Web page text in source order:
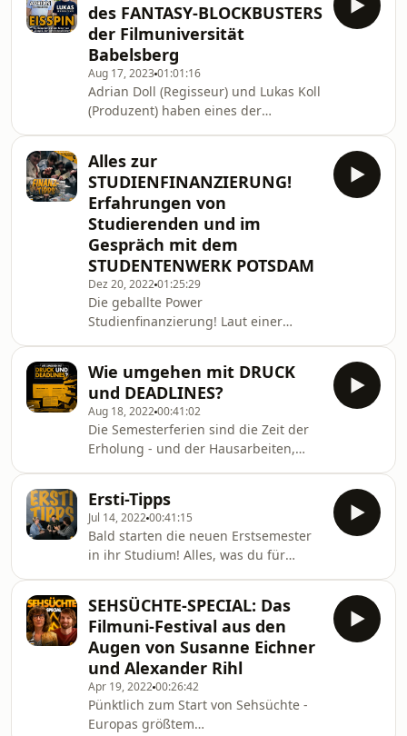
Hochschulpolitik engagieren sollten.
kaum Ahnung von ihr🙈. Deshalb hat
sich unser Moderator Fabien mal mit
Prof. Dr. Daniela Schlütz, der
Studiendekanin des Studiengangs
Digitale Medienkultur,
zusammengesetzt und besprochen,
wie dieses ganze System
Wissenschaft funktioniert, wa
des FANTASY-BLOCKBUSTERS
der Filmuniversität
Babelsberg
Aug 17, 202301:01:16
Adrian Doll (Regisseur) und Lukas Koll
(Produzent) haben eines der
EISSPIN, DER SEHR SCHRECKLICHE.
Mit unserem Moderator Georg
sprechen sie darüber, wie sie das
Projekt entwickelten, welche
innovativen Produktionstechniken sie
anwendeten und wie sie die
Schauspiellegende Christoph Maria
Herbst überzeugen konnten, die
Haup
Alles zur
STUDIENFINANZIERUNG!
Erfahrungen von
Studierenden und im
Gespräch mit dem
STUDENTENWERK POTSDAM
Dez 20, 202201:25:29
Die geballte Power
Studienfinanzierung! Laut einer
alleinlebenden Studierenden
armutsgefährdet - die
Studienfinanzierung ist für viele
Studierende also ein erheblicher
Belastungsfaktor. Deshalb sprechen
wir in Spielfilmlänge über so ziemlich
alle Möglichkeiten, sich sein Studium
zu finanzieren! Fabien, Julia, Robina
und Sarah teilen in d
Wie umgehen mit DRUCK
und DEADLINES?
Aug 18, 202200:41:02
Die Semesterferien sind die Zeit der
Erholung - und der Hausarbeiten,
durch, wir wollen ihn genießen,
beginnen Hausarbeiten
aufzuschieben - und schon werden
Deadlines knapp. Druck baut sich auf.
Wie wir mit Druck und Deadlines
umgehen, erfahrt ihr in unserer
neuesten Podcastfolge, in der Robina,
Sarah und Julia ihre Erfahrung
Ersti-Tipps
Jul 14, 202200:41:15
Bald starten die neuen Erstsemester
in ihr Studium! Alles, was du für
wissen musst - von der
Wohnungssuche in
Berlin/Brandenburg bis zum
Semesterticket - erfährst du in der
neuesten Ausgabe von DURCH DEN
WOLF GEDREHT. Schaut auch auf
unseren Instagram-Account
(@durchdenwolfgedreht) vorbei, dort
SEHSÜCHTE-SPECIAL: Das
Filmuni-Festival aus den
Augen von Susanne Eichner
und Alexander Rihl
Apr 19, 202200:26:42
Pünktlich zum Start von Sehsüchte -
Europas größtem